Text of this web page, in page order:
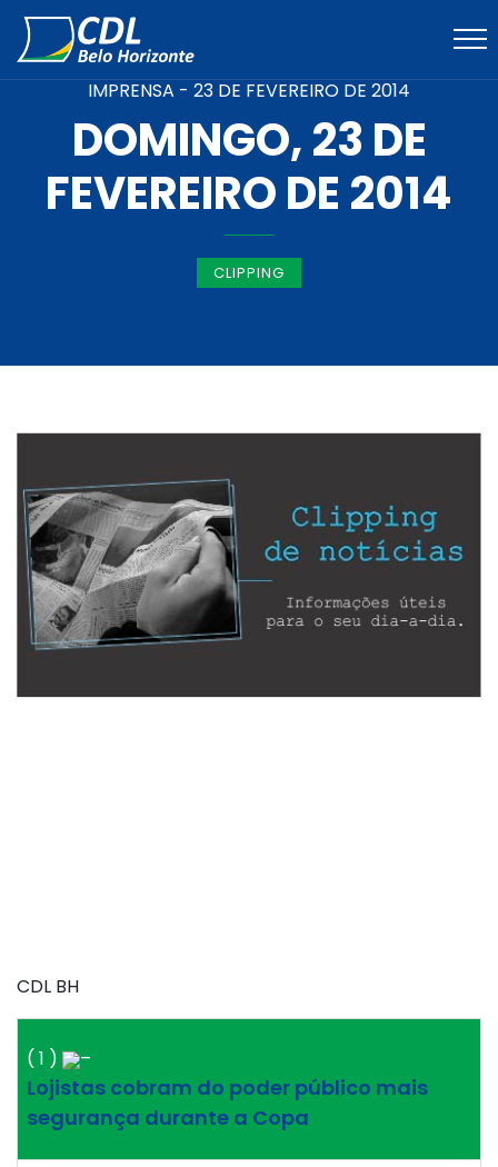
IMPRENSA - 23 DE FEVEREIRO DE 2014
DOMINGO, 23 DE
FEVEREIRO DE 2014
CLIPPING
CDL BH
( 1 ) –
Lojistas cobram do poder público mais
segurança durante a Copa